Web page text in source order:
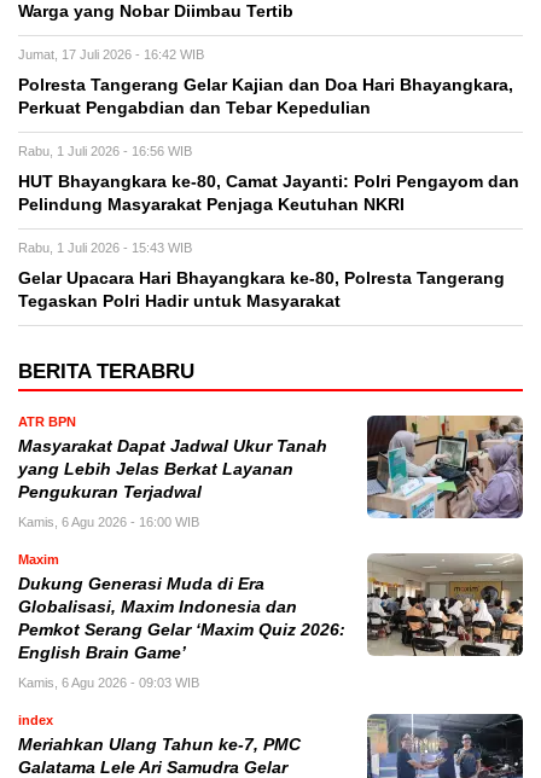
Warga yang Nobar Diimbau Tertib
Jumat, 17 Juli 2026 - 16:42 WIB
Polresta Tangerang Gelar Kajian dan Doa Hari Bhayangkara,
Perkuat Pengabdian dan Tebar Kepedulian
Rabu, 1 Juli 2026 - 16:56 WIB
HUT Bhayangkara ke-80, Camat Jayanti: Polri Pengayom dan
Pelindung Masyarakat Penjaga Keutuhan NKRI
Rabu, 1 Juli 2026 - 15:43 WIB
Gelar Upacara Hari Bhayangkara ke-80, Polresta Tangerang
Tegaskan Polri Hadir untuk Masyarakat
BERITA TERABRU
ATR BPN
Masyarakat Dapat Jadwal Ukur Tanah
yang Lebih Jelas Berkat Layanan
Pengukuran Terjadwal
Kamis, 6 Agu 2026 - 16:00 WIB
Maxim
Dukung Generasi Muda di Era
Globalisasi, Maxim Indonesia dan
Pemkot Serang Gelar ‘Maxim Quiz 2026:
English Brain Game’
Kamis, 6 Agu 2026 - 09:03 WIB
index
Meriahkan Ulang Tahun ke-7, PMC
Galatama Lele Ari Samudra Gelar